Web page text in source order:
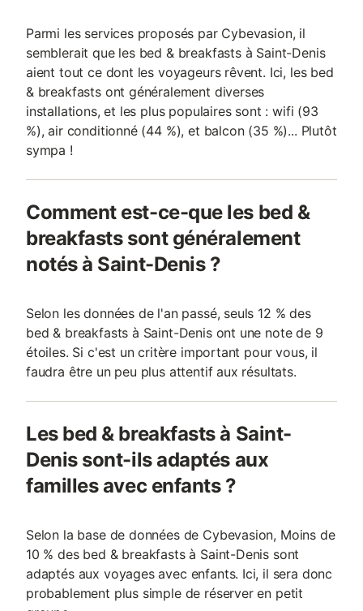
Parmi les services proposés par Cybevasion, il
semblerait que les bed & breakfasts à Saint-Denis
aient tout ce dont les voyageurs rêvent. Ici, les bed
& breakfasts ont généralement diverses
installations, et les plus populaires sont : wifi (93
%), air conditionné (44 %), et balcon (35 %)... Plutôt
sympa !
Comment est-ce-que les bed &
breakfasts sont généralement
notés à Saint-Denis ?
Selon les données de l'an passé, seuls 12 % des
bed & breakfasts à Saint-Denis ont une note de 9
étoiles. Si c'est un critère important pour vous, il
faudra être un peu plus attentif aux résultats.
Les bed & breakfasts à Saint-
Denis sont-ils adaptés aux
familles avec enfants ?
Selon la base de données de Cybevasion, Moins de
10 % des bed & breakfasts à Saint-Denis sont
adaptés aux voyages avec enfants. Ici, il sera donc
probablement plus simple de réserver en petit